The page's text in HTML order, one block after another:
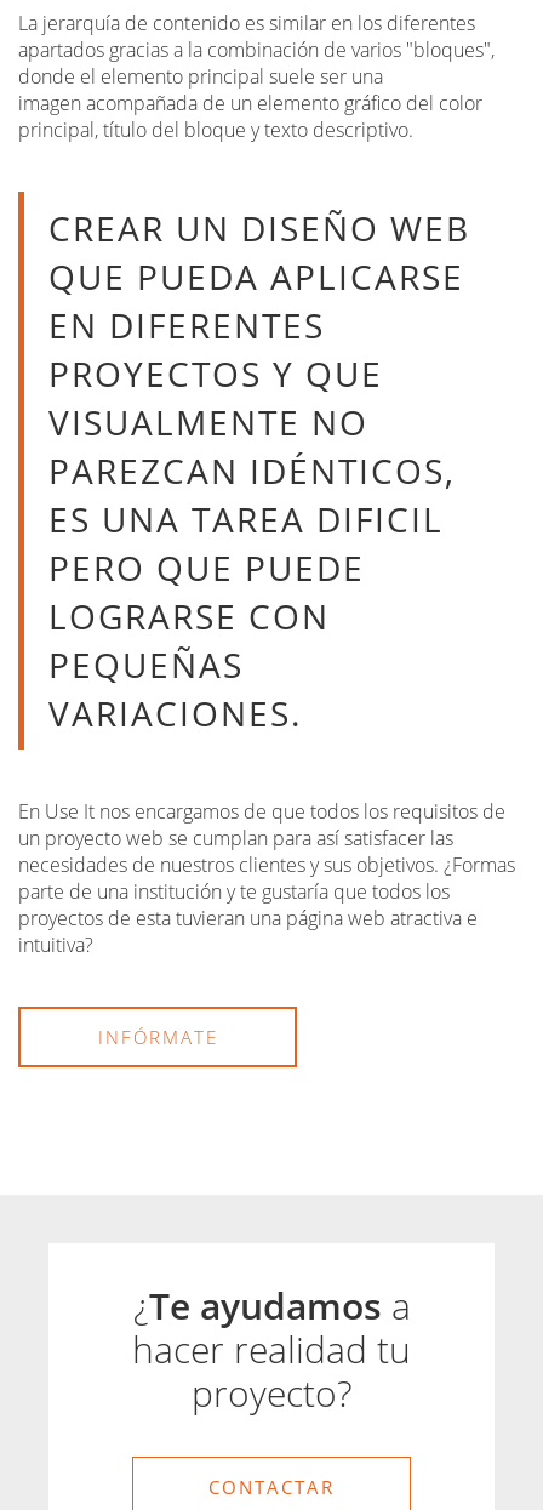
La jerarquía de contenido es similar en los diferentes
apartados gracias a la combinación de varios "bloques",
donde el elemento principal suele ser una
imagen acompañada de un elemento gráfico del color
principal, título del bloque y texto descriptivo.
CREAR UN DISEÑO WEB
QUE PUEDA APLICARSE
EN DIFERENTES
PROYECTOS Y QUE
VISUALMENTE NO
PAREZCAN IDÉNTICOS,
ES UNA TAREA DIFICIL
PERO QUE PUEDE
LOGRARSE CON
PEQUEÑAS
VARIACIONES.
En Use It nos encargamos de que todos los requisitos de
un proyecto web se cumplan para así satisfacer las
necesidades de nuestros clientes y sus objetivos. ¿Formas
parte de una institución y te gustaría que todos los
proyectos de esta tuvieran una página web atractiva e
intuitiva?
INFÓRMATE
¿Te ayudamos a
hacer realidad tu
proyecto?
CONTACTAR